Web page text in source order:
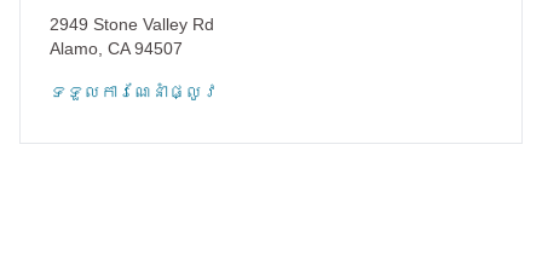
2949 Stone Valley Rd
Alamo CA94507
ទទួល​ការណែនាំ​ផ្លូវ